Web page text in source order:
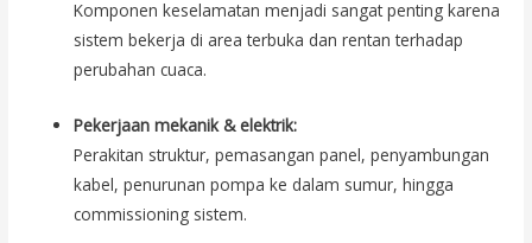
Komponen keselamatan menjadi sangat penting karena
sistem bekerja di area terbuka dan rentan terhadap
perubahan cuaca.
Pekerjaan mekanik & elektrik:
Perakitan struktur, pemasangan panel, penyambungan
kabel, penurunan pompa ke dalam sumur, hingga
commissioning sistem.